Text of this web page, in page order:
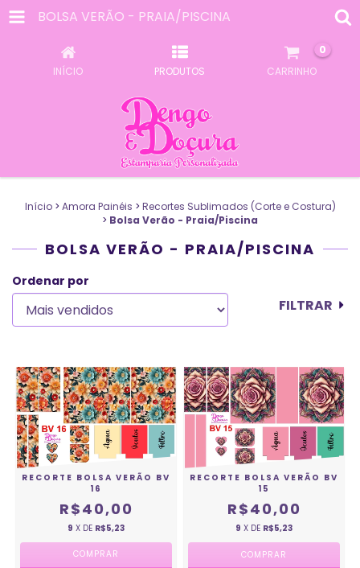
BOLSA VERÃO - PRAIA/PISCINA
INÍCIO PRODUTOS CARRINHO
0
Início > Amora Painéis > Recortes Sublimados (Corte e Costura)
> Bolsa Verão - Praia/Piscina
BOLSA VERÃO - PRAIA/PISCINA
Ordenar por
FILTRAR
RECORTE BOLSA VERÃO BV
16
R$40,00
9 X DE R$5,23
RECORTE BOLSA VERÃO BV
15
R$40,00
9 X DE R$5,23